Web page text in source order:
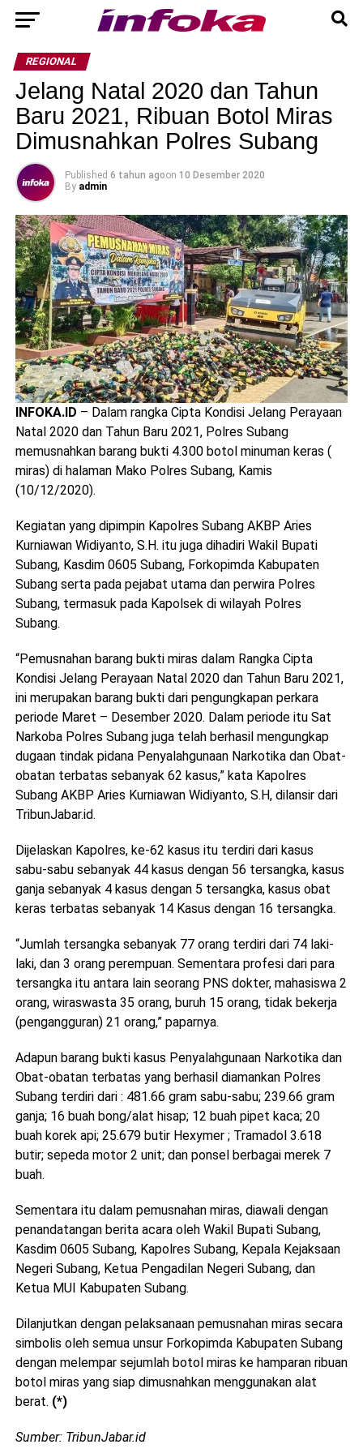
REGIONAL
Jelang Natal 2020 dan Tahun
Baru 2021, Ribuan Botol Miras
Dimusnahkan Polres Subang
Published 6 tahun agoon 10 Desember 2020
By admin
INFOKA.ID – Dalam rangka Cipta Kondisi Jelang Perayaan
Natal 2020 dan Tahun Baru 2021, Polres Subang
memusnahkan barang bukti 4.300 botol minuman keras (
miras) di halaman Mako Polres Subang, Kamis
(10/12/2020).
Kegiatan yang dipimpin Kapolres Subang AKBP Aries
Kurniawan Widiyanto, S.H. itu juga dihadiri Wakil Bupati
Subang, Kasdim 0605 Subang, Forkopimda Kabupaten
Subang serta pada pejabat utama dan perwira Polres
Subang, termasuk pada Kapolsek di wilayah Polres
Subang.
“Pemusnahan barang bukti miras dalam Rangka Cipta
Kondisi Jelang Perayaan Natal 2020 dan Tahun Baru 2021,
ini merupakan barang bukti dari pengungkapan perkara
periode Maret – Desember 2020. Dalam periode itu Sat
Narkoba Polres Subang juga telah berhasil mengungkap
dugaan tindak pidana Penyalahgunaan Narkotika dan Obat-
obatan terbatas sebanyak 62 kasus,” kata Kapolres
Subang AKBP Aries Kurniawan Widiyanto, S.H, dilansir dari
TribunJabar.id.
Dijelaskan Kapolres, ke-62 kasus itu terdiri dari kasus
sabu-sabu sebanyak 44 kasus dengan 56 tersangka, kasus
ganja sebanyak 4 kasus dengan 5 tersangka, kasus obat
keras terbatas sebanyak 14 Kasus dengan 16 tersangka.
“Jumlah tersangka sebanyak 77 orang terdiri dari 74 laki-
laki, dan 3 orang perempuan. Sementara profesi dari para
tersangka itu antara lain seorang PNS dokter, mahasiswa 2
orang, wiraswasta 35 orang, buruh 15 orang, tidak bekerja
(pengangguran) 21 orang,” paparnya.
Adapun barang bukti kasus Penyalahgunaan Narkotika dan
Obat-obatan terbatas yang berhasil diamankan Polres
Subang terdiri dari : 481.66 gram sabu-sabu; 239.66 gram
ganja; 16 buah bong/alat hisap; 12 buah pipet kaca; 20
buah korek api; 25.679 butir Hexymer ; Tramadol 3.618
butir; sepeda motor 2 unit; dan ponsel berbagai merek 7
buah.
Sementara itu dalam pemusnahan miras, diawali dengan
penandatangan berita acara oleh Wakil Bupati Subang,
Kasdim 0605 Subang, Kapolres Subang, Kepala Kejaksaan
Negeri Subang, Ketua Pengadilan Negeri Subang, dan
Ketua MUI Kabupaten Subang.
Dilanjutkan dengan pelaksanaan pemusnahan miras secara
simbolis oleh semua unsur Forkopimda Kabupaten Subang
dengan melempar sejumlah botol miras ke hamparan ribuan
botol miras yang siap dimusnahkan menggunakan alat
berat. (*)
Sumber: TribunJabar.id